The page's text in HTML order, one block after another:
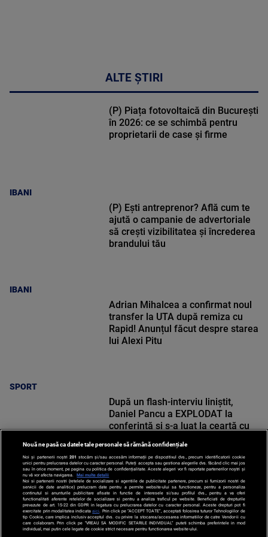
ALTE ȘTIRI
IBANI
(P) Piața fotovoltaică din București
în 2026: ce se schimbă pentru
proprietarii de case și firme
IBANI
(P) Ești antreprenor? Află cum te
ajută o campanie de advertoriale
să crești vizibilitatea și încrederea
brandului tău
SPORT
Adrian Mihalcea a confirmat noul
transfer la UTA după remiza cu
Rapid! Anunțul făcut despre starea
lui Alexi Pitu
SPORT
După un flash-interviu liniștit,
Daniel Pancu a EXPLODAT la
conferință și s-a luat la ceartă cu
strigați”
Nouă ne pasă ca datele tale personale să rămână confidențiale
Noi și partenerii noștri 201 stocăm și/sau accesăm informații pe dispozitivul dvs., precum identificatorii cookie
unici pentru prelucrarea datelor cu caracter personal. Puteți accepta sau gestiona alegerile dvs. făcând clic mai jos
sau în orice moment, pe pagina cu politica de confidențialitate. Aceste alegeri vor fi raportate partenerilor noștri și
nu vă vor afecta navigarea.
Mai multe detalii
Noi si partenerii nostri (retelele de socializare si agentiile de publicitate partenere, precum si furnizorii nostri de
servicii de date analitice) prelucram date pentru a permite website-ului sa functioneze, pentru a personaliza
continutul si anunturile publicitare afisate in functie de interesele si/sau profilul dvs., pentru a va oferi
functionalitati aferente retelelor de socializare si pentru a analiza traficul pe website. Beneficiati de drepturile
prevazute de art. 15-22 din GDPR in legatura cu prelucrarea datelor cu caracter personal. Aceste drepturi pot fi
exercitate prin modalitatea indicataaici . Prin click pe “ACCEPT TOATE”, acceptati folosirea tuturor Tehnologiilor de
tip Cookie, care implica inclusiv acceptul dvs. cu privire la stocarea/accesarea informatiilor de catre Vendor-ii cu
care colaboram. Prin click pe “VREAU SA MODIFIC SETARILE INDIVIDUAL” puteti schimba preferintele in mod
individual, mai putin cele legate de cookie strict necesare pentru functionarea website-ului.